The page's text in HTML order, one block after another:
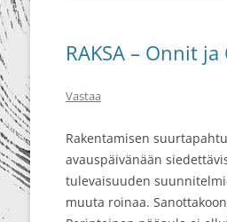
RAKSA – Onnit
Vastaa
Rakentamisen
avauspäivänään
tulevaisuuden
muuta roinaa.